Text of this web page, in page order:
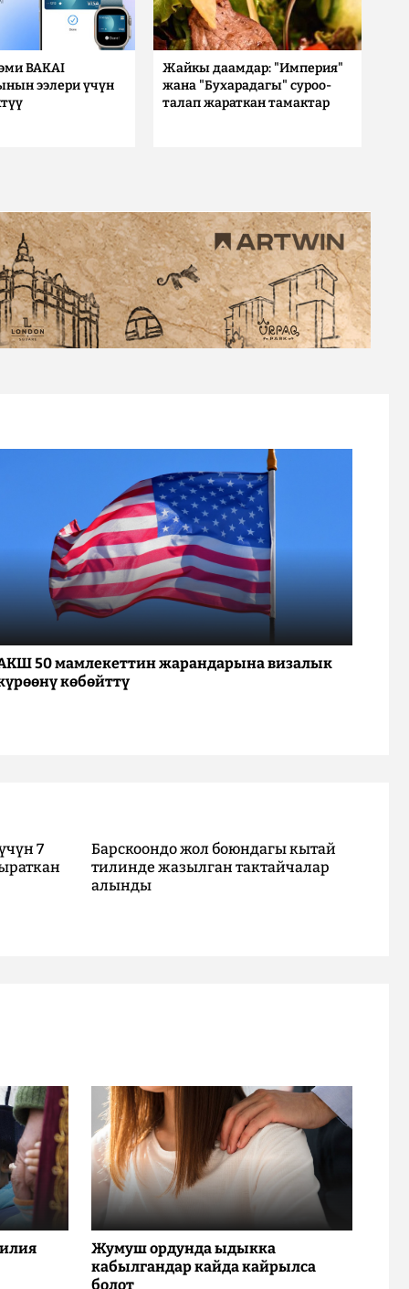
BAKAI
ээлери үчүн
Жайкы даамдар: "Империя"
жана "Бухарадагы" суроо-
талап жараткан тамактар
50 мамлекеттин жарандарына визалык
көбөйттү
7
Барскоондо жол боюндагы кытай
тилинде жазылган тактайчалар
алынды
Жумуш ордунда ыдыкка
кабылгандар кайда кайрылса
болот